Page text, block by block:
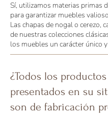
Sí, utilizamos materias primas
para garantizar muebles
Las chapas de nogal o cerezo,
de nuestras colecciones
los muebles un carácter único
¿Todos los productos
presentados en su
son de fabricación